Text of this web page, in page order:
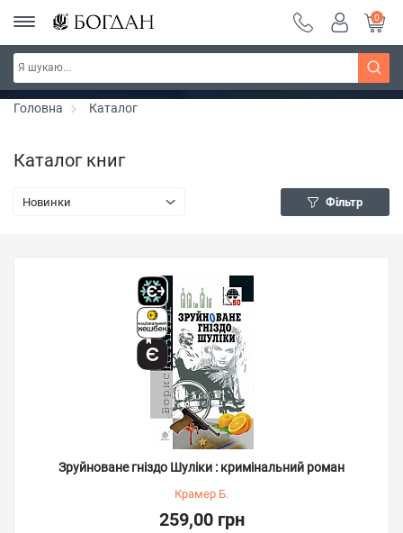
РОЗПРОДАЖ ~ 150 грн ~ 200 грн ~ 250 грн ~
300 грн ~ РОЗПРОДАЖ
Дізнатись більше
0
Головна Каталог
Каталог книг
Новинки Фільтр
Зруйноване гніздо Шуліки : кримінальний роман
Крамер Б.
259,00 грн